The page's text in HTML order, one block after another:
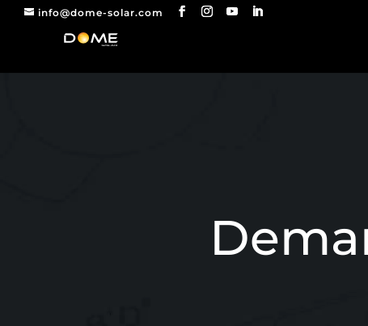
info@dome-solar.com